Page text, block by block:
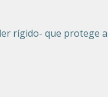
rígido- que protege